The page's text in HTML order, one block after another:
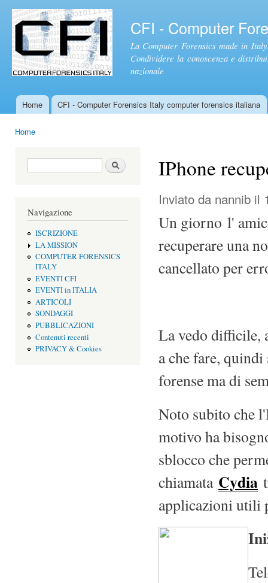
CFI - Computer
La Computer Forensics made in
Condividere la conoscenza e
nazionale
Menu principale
Home CFI - Computer Forensics Italy computer forensics italiana
Home
Form di ricerca Cerca
Navigazione
ISCRIZIONE
LA MISSION
COMPUTER FORENSICS
ITALY
EVENTI CFI
EVENTI in ITALIA
ARTICOLI
SONDAGGI
PUBBLICAZIONI
Contenuti recenti
PRIVACY & Cookies
IPhone
Inviato da nannib il
Un giorno l'
recuperare una
cancellato per
La vedo difficile,
a che fare,
forense ma di
Noto subito che
motivo ha
sblocco che
chiamata Cydia
applicazioni utili